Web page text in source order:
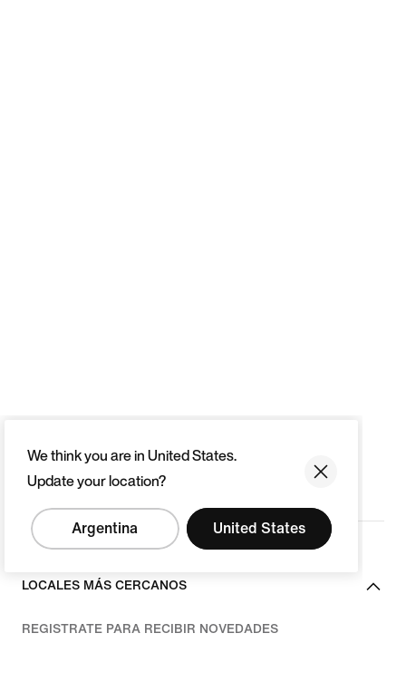
We think you are in United States.
Update your location?
Argentina United States
LOCALES MÁS CERCANOS
REGISTRATE PARA RECIBIR NOVEDADES